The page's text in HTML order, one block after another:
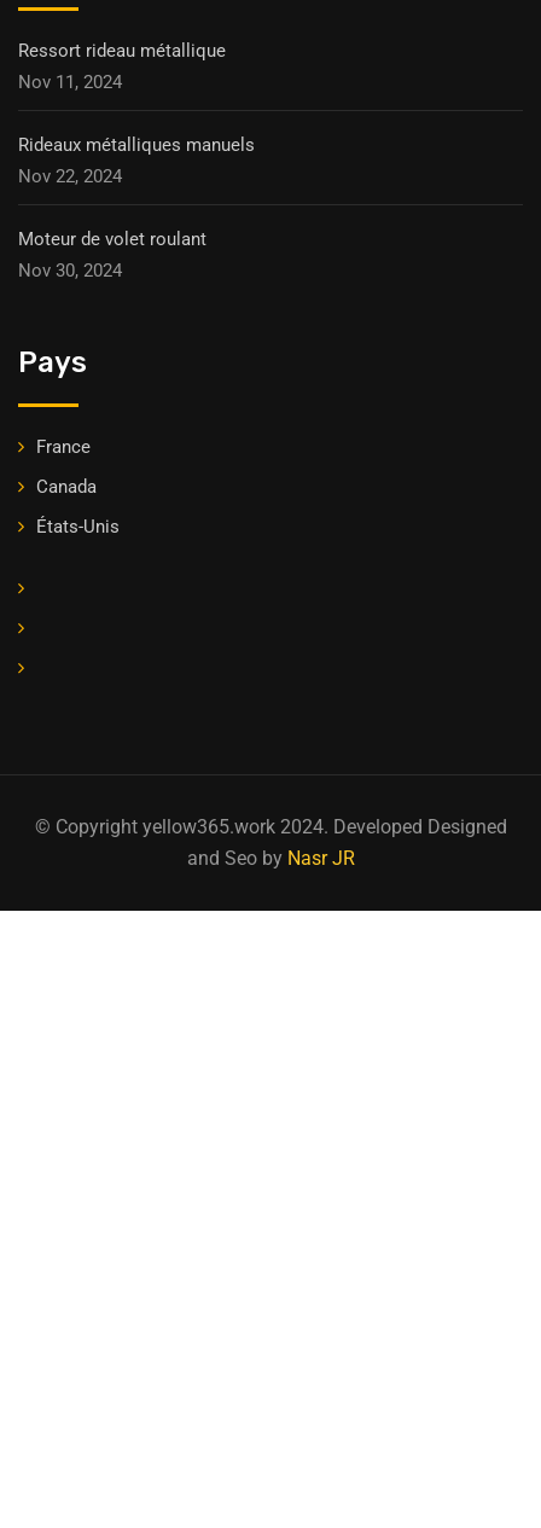
Ressort rideau métallique
Nov 11, 2024
Rideaux métalliques manuels
Nov 22, 2024
Moteur de volet roulant
Nov 30, 2024
Pays
France
Canada
États-Unis
© Copyright yellow365.work 2024. Developed Designed
and Seo by Nasr JR